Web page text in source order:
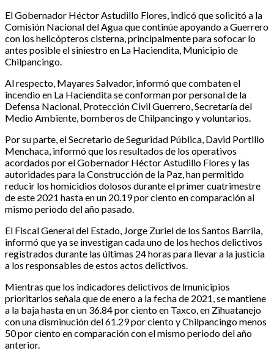
El Gobernador Héctor Astudillo Flores, indicó que solicitó a la
Comisión Nacional del Agua que continúe apoyando a Guerrero
con los helicópteros cisterna, principalmente para sofocar lo
antes posible el siniestro en La Haciendita, Municipio de
Chilpancingo.
Al respecto, Mayares Salvador, informó que combaten el
incendio en La Haciendita se conforman por personal de la
Defensa Nacional, Protección Civil Guerrero, Secretaría del
Medio Ambiente, bomberos de Chilpancingo y voluntarios.
Por su parte, el Secretario de Seguridad Pública, David Portillo
Menchaca, informó que los resultados de los operativos
acordados por el Gobernador Héctor Astudillo Flores y las
autoridades para la Construcción de la Paz, han permitido
reducir los homicidios dolosos durante el primer cuatrimestre
de este 2021 hasta en un 20.19 por ciento en comparación al
mismo periodo del año pasado.
El Fiscal General del Estado, Jorge Zuriel de los Santos Barrila,
informó que ya se investigan cada uno de los hechos delictivos
registrados durante las últimas 24 horas para llevar a la justicia
a los responsables de estos actos delictivos.
Mientras que los indicadores delictivos de lmunicipios
prioritarios señala que de enero a la fecha de 2021, se mantiene
a la baja hasta en un 36.84 por ciento en Taxco, en Zihuatanejo
con una disminución del 61.29 por ciento y Chilpancingo menos
50 por ciento en comparación con el mismo periodo del año
anterior.